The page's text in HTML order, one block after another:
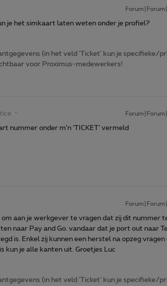
je het simkaart laten weten onder je profiel?
(in het veld 'Ticket' kun je specifieke/
voor Proximus-medewerkers!
nummer onder m’n ‘TICKET’ vermeld
om aan je werkgever te vragen dat zij dit nummer
naar Pay and Go. vandaar dat je port out naar
is. Enkel zij kunnen een herstel na opzeg vragen
kun je alle kanten uit. Groetjes Luc
(in het veld 'Ticket' kun je specifieke/